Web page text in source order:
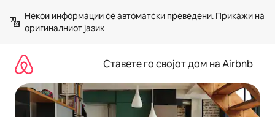
содржина
Некои информации се автоматски преведени. Прикажи на
оригиналниот јазик
Ставете го својот дом на Airbnb